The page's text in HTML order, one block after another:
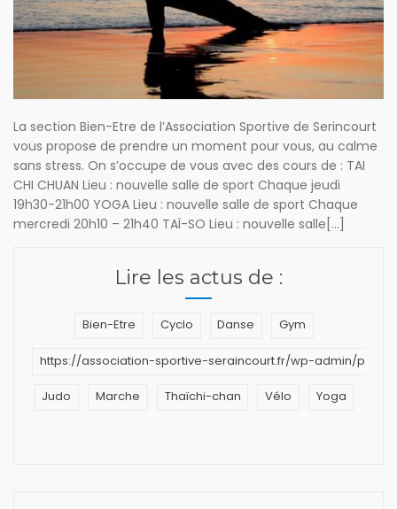
La section Bien-Etre de l’Association Sportive de Serincourt
vous propose de prendre un moment pour vous, au calme
sans stress. On s’occupe de vous avec des cours de : TAI
CHI CHUAN Lieu : nouvelle salle de sport Chaque jeudi
19h30-21h00 YOGA Lieu : nouvelle salle de sport Chaque
mercredi 20h10 – 21h40 TAÏ-SO Lieu : nouvelle salle[...]
Lire les actus de :
Bien-Etre Cyclo Danse Gym
https://association-sportive-seraincourt.fr/wp-admin/
Judo Marche Thaïchi-chan Vélo Yoga